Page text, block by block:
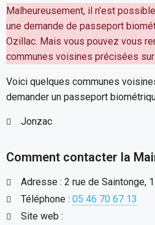
Malheureusement, il n'est
une demande de passeport
Ozillac. Mais vous pouvez vous
communes voisines précisées sur
Voici quelques communes
demander un passeport
Jonzac
Comment contacter la
Adresse : 2 rue de Saintonge,
Téléphone : 05 46 70 67 13
Site web :